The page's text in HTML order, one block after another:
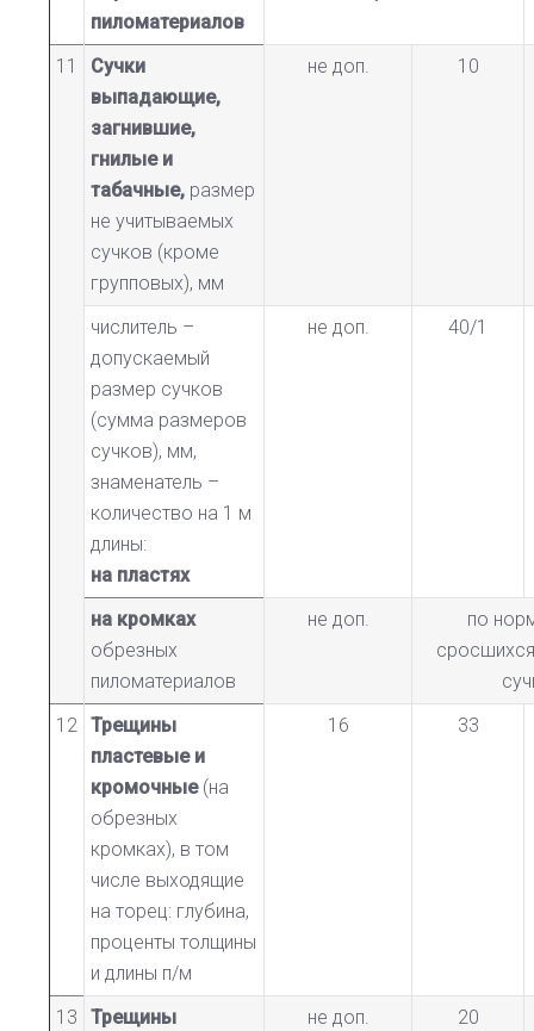
пиломатериалов
11
Сучки
выпадающие,
загнившие,
гнилые и
табачные, размер
не учитываемых
сучков (кроме
групповых), мм
не доп. 10
числитель –
допускаемый
размер сучков
(сумма размеров
сучков), мм,
знаменатель –
количество на 1 м
длины:
на пластях
не доп. 40/1
на кромках
обрезных
пиломатериалов
не доп.
по
12 Трещины
пластевые и
кромочные(на
обрезных
кромках), в том
числе выходящие
на торец: глубина,
проценты толщины
и длины п/м
16 33
13
Трещины
не доп. 20